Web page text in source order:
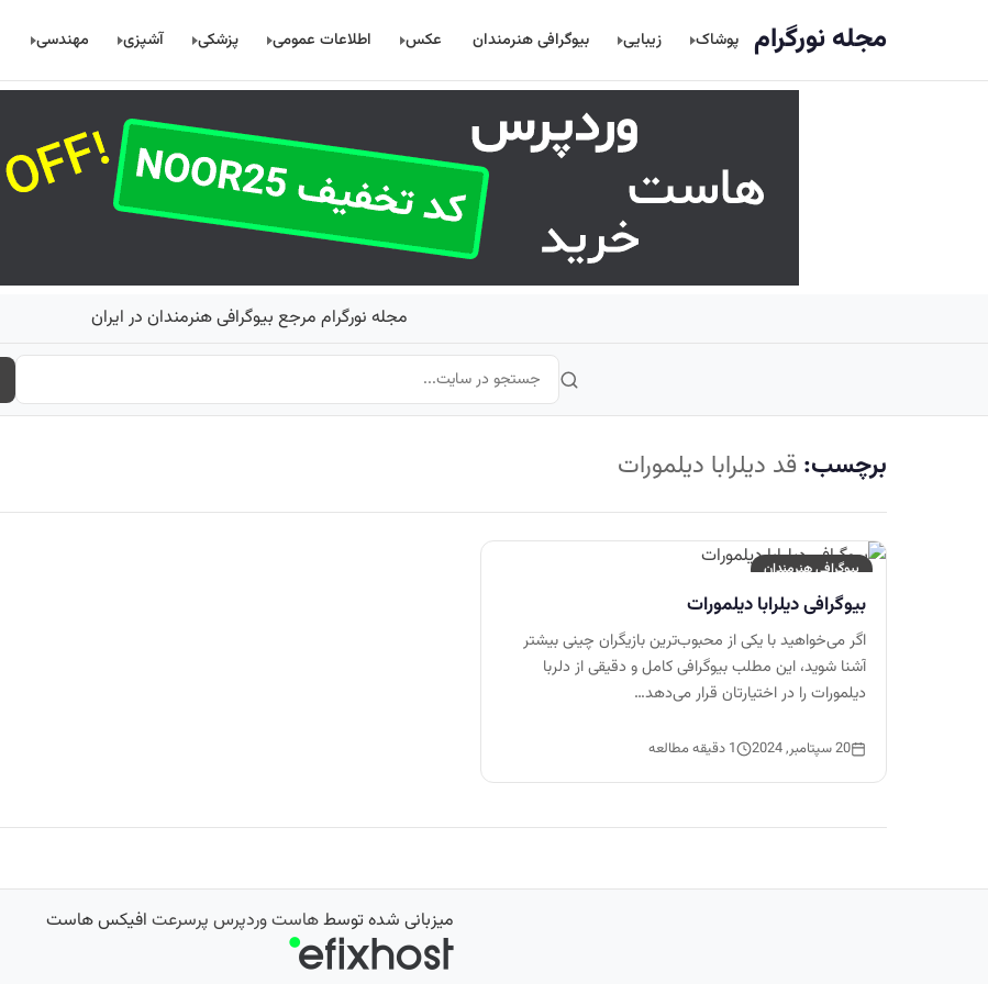
مجله نورگرام پوشاک زیبایی بیوگرافی هنرمندان عکس اطلاعات عمومی پزشکی آشپزی مهندسی
مجله نورگرام مرجع بیوگرافی هنرمندان در ایران
برچسب: قد دیلرابا دیلمورات
بیوگرافی هنرمندان
بیوگرافی دیلرابا دیلمورات
اگر می‌خواهید با یکی از محبوب‌ترین بازیگران چینی بیشتر
آشنا شوید، این مطلب بیوگرافی کامل و دقیقی از دلربا
دیلمورات را در اختیارتان قرار می‌دهد…
20 سپتامبر, 2024 1 دقیقه مطالعه
میزبانی شده توسطهاست وردپرس پرسرعت افیکس هاست